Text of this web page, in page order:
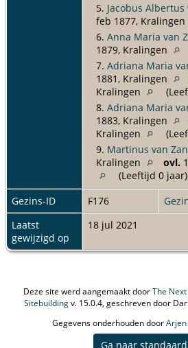
5. Jacobus
feb 1877, Kralingen
6. Anna Maria van
1879, Kralingen
7. Adriana Maria
1881, Kralingen
Kralingen
8. Adriana Maria
1883, Kralingen
Kralingen
9. Martinus van
Kralingen
ovl.
(Leeftijd 0 jaar)
Gezins-ID
F176
Laatst
gewijzigd op
18 jul 2021
Deze site werd aangemaakt doorThe
Sitebuildingv. 15.0.4, geschreven door
Gegevens onderhouden door
Ga naar